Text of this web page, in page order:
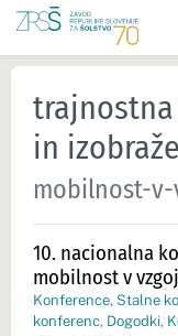
in
mobilnost-
10. nacionalna
mobilnost v
Konference, Stalne
konferenc, Dogodki,